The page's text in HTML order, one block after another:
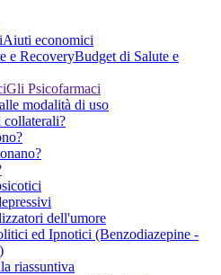
Aiuti economici
Budget di Salute e
Gli Psicofarmaci
modalità di uso
dell'umore
ed Ipnotici (Benzodiazepine -
riassuntiva